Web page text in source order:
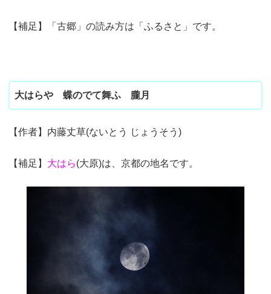
【補足】「古郷」の読み方は「ふるさと」です。
大はらや 蝶のでて舞ふ 朧月
【作者】内藤丈草(ないとう じょうそう)
【補足】 大はら(大原)は、京都の地名です。